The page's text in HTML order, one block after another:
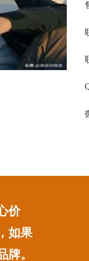
价
如果
牌。